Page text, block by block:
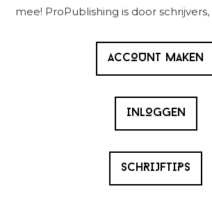
mee! ProPublishing is door schrijvers,
ACCOUNT MAKEN
INLOGGEN
SCHRIJFTIPS